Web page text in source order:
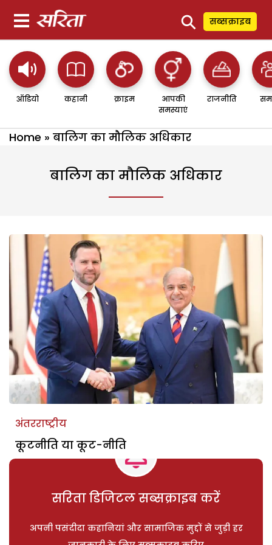
⚲ सब्सक्राइब
ऑडियो कहानी क्राइम
आपकी
समस्याएं
राजनीति
Home » बालिग का मौलिक अधिकार
बालिग का मौलिक अधिकार
अंतरराष्ट्रीय
कूटनीति या कूट-नीति
सरिता डिजिटल सब्सक्राइब करें
अपनी पसंदीदा कहानियां और सामाजिक मुद्दों से जुड़ी हर